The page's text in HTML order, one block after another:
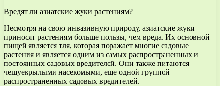
Вредят ли азиатские жуки растениям?
Несмотря на свою инвазивную природу, азиатские жуки
приносят растениям больше пользы, чем вреда. Их основной
пищей является тля, которая поражает многие садовые
растения и является одним из самых распространенных и
постоянных садовых вредителей. Они также питаются
чешуекрылыми насекомыми, еще одной группой
распространенных садовых вредителей.